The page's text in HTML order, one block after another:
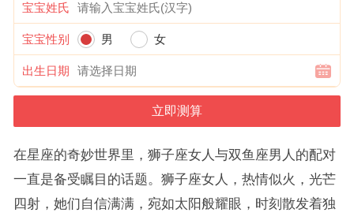
宝宝姓氏
宝宝性别 男 女
出生日期
在星座的奇妙世界里，狮子座女人与双鱼座男人的配对
一直是备受瞩目的话题。狮子座女人，热情似火，光芒
四射，她们自信满满，宛如太阳般耀眼，时刻散发着独